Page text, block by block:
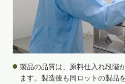
製品の品質は、原料仕入れ段階
ます。製造後も同ロットの製品